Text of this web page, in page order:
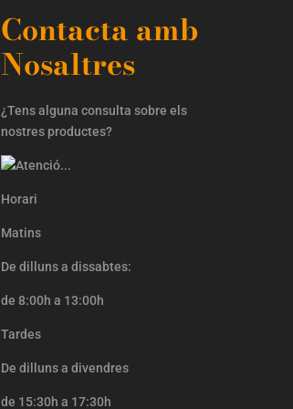
Contacta amb
Nosaltres
¿Tens alguna consulta sobre els
nostres productes?
Horari
Matins
De dilluns a dissabtes:
de 8:00h a 13:00h
Tardes
De dilluns a divendres
de 15:30h a 17:30h